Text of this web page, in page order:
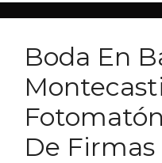
Boda En
De Firmas